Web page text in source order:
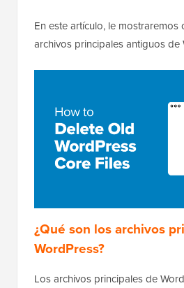
En este artículo, le mostraremos
archivos principales antiguos de
¿Qué son los archivos
WordPress?
Los archivos principales de